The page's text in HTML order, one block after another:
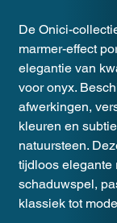
De Onici-
marmer-effect
elegantie van
voor onyx.
afwerkingen,
kleuren en
natuursteen.
tijdloos elegante
schaduwspel,
klassiek tot